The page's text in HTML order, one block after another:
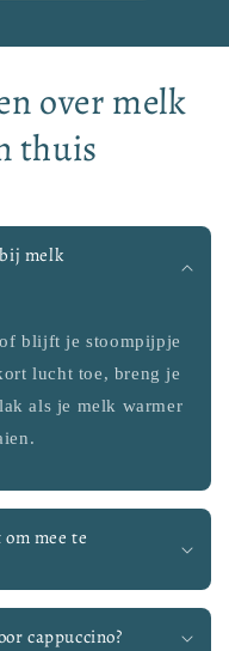
over melk
thuis
melk
blijft je stoompijpje
lucht toe, breng je
als je melk warmer
mee te
cappuccino?